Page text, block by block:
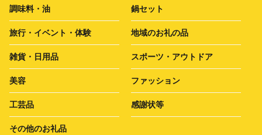
調味料・油 鍋セット
旅行・イベント・体験 地域のお礼の品
雑貨・日用品 スポーツ・アウトドア
美容 ファッション
工芸品 感謝状等
その他のお礼品